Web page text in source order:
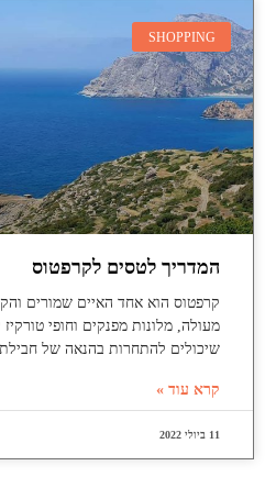
SHOPPING
המדריך לטסים לקרפטוס
קרפטוס הוא אחד האיים שמורים
מעולה, מלונות מפנקים וחופי
שיכולים להתחרות בהנאה של
קרא עוד »
11 ביולי 2022